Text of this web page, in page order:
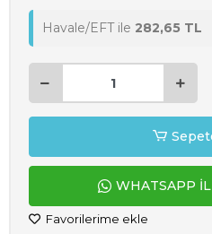
Havale/EFT ile 282,65 TL
WHATSAPP
Favorilerime ekle